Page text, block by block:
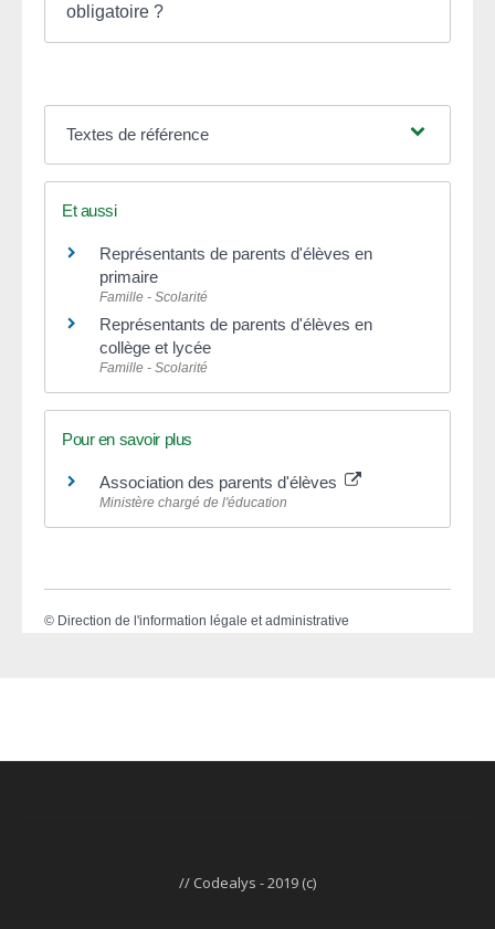
obligatoire ?
Textes de référence
Et aussi
Représentants de parents d'élèves en
primaire
Famille - Scolarité
Représentants de parents d'élèves en
collège et lycée
Famille - Scolarité
Pour en savoir plus
Association des parents d'élèves
Ministère chargé de l'éducation
© Direction de l'information légale et administrative
// Codealys - 2019 (c)